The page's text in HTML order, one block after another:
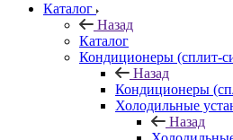
Каталог
Назад
Каталог
Кондиционеры (сплит-
Назад
Кондиционеры
Холодильные
Назад